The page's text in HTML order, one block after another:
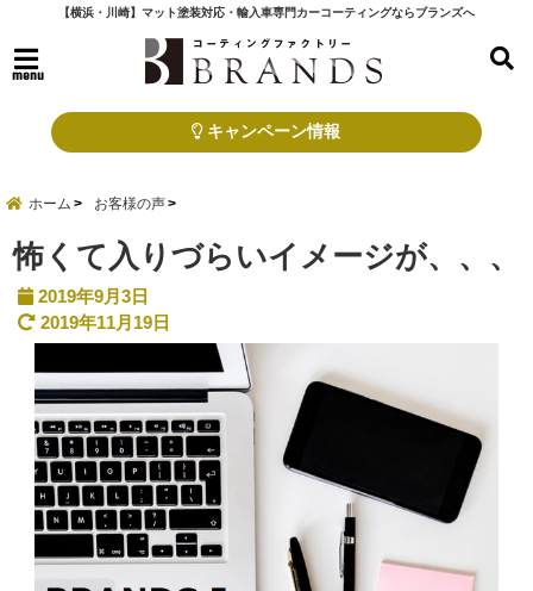
【横浜・川崎】マット塗装対応・輸入車専門カーコーティングならブランズへ
menu
キャンペーン情報
ホーム お客様の声
怖くて入りづらいイメージが、、、
2019年9月3日
2019年11月19日